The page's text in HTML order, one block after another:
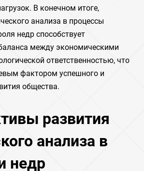
В конечном итоге,
анализа в процессы
недр способствует
между экономическими
ответственностью, что
фактором успешного и
общества.
развития
анализа в
недр